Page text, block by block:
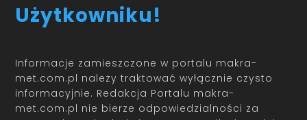
Użytkowniku!
Informacje zamieszczone w portalu makra-
met.com.pl należy traktować wyłącznie czysto
informacyjnie. Redakcja Portalu makra-
met.com.pl nie bierze odpowiedzialności za